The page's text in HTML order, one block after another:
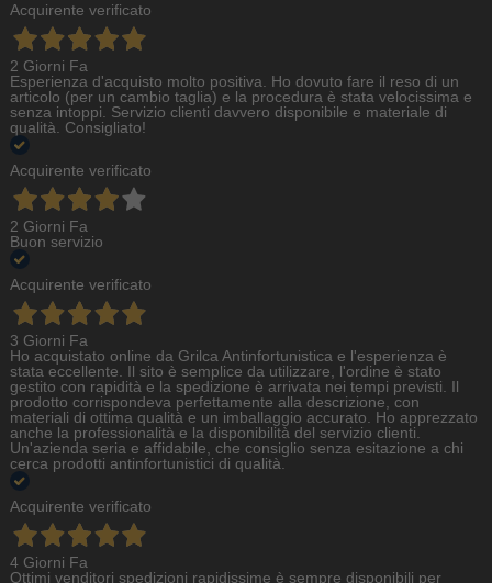
Acquirente verificato
2 Giorni Fa
Esperienza d'acquisto molto positiva. Ho dovuto fare il reso di un
articolo (per un cambio taglia) e la procedura è stata velocissima e
senza intoppi. Servizio clienti davvero disponibile e materiale di
qualità. Consigliato!
Acquirente verificato
2 Giorni Fa
Buon servizio
Acquirente verificato
3 Giorni Fa
Ho acquistato online da Grilca Antinfortunistica e l'esperienza è
stata eccellente. Il sito è semplice da utilizzare, l'ordine è stato
gestito con rapidità e la spedizione è arrivata nei tempi previsti. Il
prodotto corrispondeva perfettamente alla descrizione, con
materiali di ottima qualità e un imballaggio accurato. Ho apprezzato
anche la professionalità e la disponibilità del servizio clienti.
Un'azienda seria e affidabile, che consiglio senza esitazione a chi
cerca prodotti antinfortunistici di qualità.
Acquirente verificato
4 Giorni Fa
Ottimi venditori spedizioni rapidissime è sempre disponibili per